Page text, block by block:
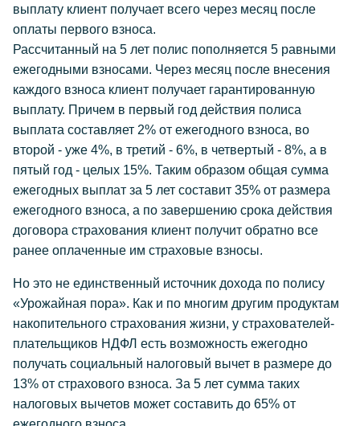
выплату клиент получает всего через месяц после
оплаты первого взноса.
Рассчитанный на 5 лет полис пополняется 5 равными
ежегодными взносами. Через месяц после внесения
каждого взноса клиент получает гарантированную
выплату. Причем в первый год действия полиса
выплата составляет 2% от ежегодного взноса, во
второй - уже 4%, в третий - 6%, в четвертый - 8%, а в
пятый год - целых 15%. Таким образом общая сумма
ежегодных выплат за 5 лет составит 35% от размера
ежегодного взноса, а по завершению срока действия
договора страхования клиент получит обратно все
ранее оплаченные им страховые взносы.
Но это не единственный источник дохода по полису
«Урожайная пора». Как и по многим другим продуктам
накопительного страхования жизни, у страхователей-
плательщиков НДФЛ есть возможность ежегодно
получать социальный налоговый вычет в размере до
13% от страхового взноса. За 5 лет сумма таких
налоговых вычетов может составить до 65% от